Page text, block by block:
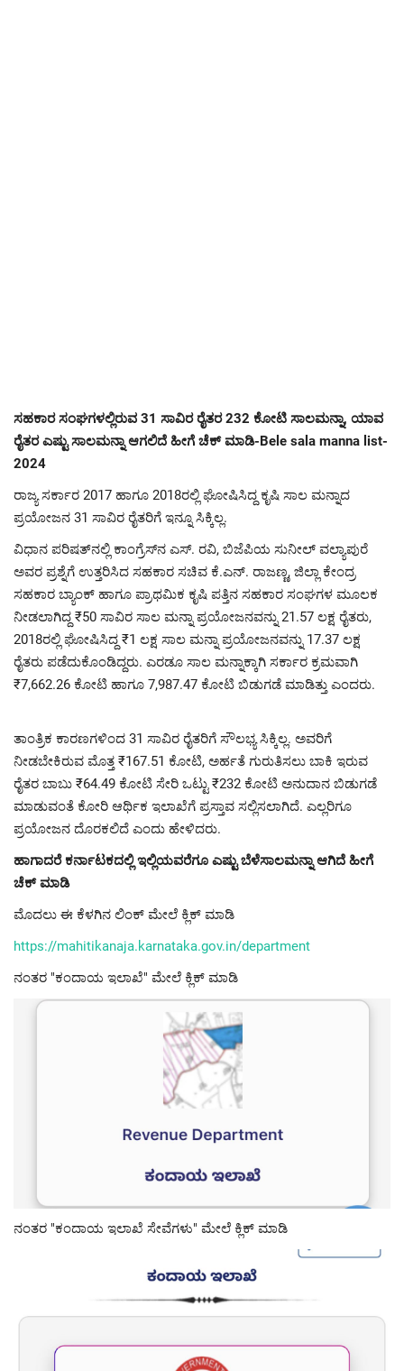
ಸಹಕಾರ ಸಂಘಗಳಲ್ಲಿರುವ 31 ಸಾವಿರ ರೈತರ 232 ಕೋಟಿ ಸಾಲಮನ್ನಾ, ಯಾವ
ರೈತರ ಎಷ್ಟು ಸಾಲಮನ್ನಾ ಆಗಲಿದೆ ಹೀಗೆ ಚೆಕ್ ಮಾಡಿ-Bele sala manna list-
2024
ರಾಜ್ಯ ಸರ್ಕಾರ 2017 ಹಾಗೂ 2018ರಲ್ಲಿ ಘೋಷಿಸಿದ್ದ ಕೃಷಿ ಸಾಲ ಮನ್ನಾದ
ಪ್ರಯೋಜನ 31 ಸಾವಿರ ರೈತರಿಗೆ ಇನ್ನೂ ಸಿಕ್ಕಿಲ್ಲ.
ವಿಧಾನ ಪರಿಷತ್‌ನಲ್ಲಿ ಕಾಂಗ್ರೆಸ್‌ನ ಎಸ್. ರವಿ, ಬಿಜೆಪಿಯ ಸುನೀಲ್ ವಲ್ಯಾಪುರೆ
ಅವರ ಪ್ರಶ್ನೆಗೆ ಉತ್ತರಿಸಿದ ಸಹಕಾರ ಸಚಿವ ಕೆ.ಎನ್. ರಾಜಣ್ಣ, ಜಿಲ್ಲಾ ಕೇಂದ್ರ
ಸಹಕಾರ ಬ್ಯಾಂಕ್‌ ಹಾಗೂ ಪ್ರಾಥಮಿಕ ಕೃಷಿ ಪತ್ತಿನ ಸಹಕಾರ ಸಂಘಗಳ ಮೂಲಕ
ನೀಡಲಾಗಿದ್ದ ₹50 ಸಾವಿರ ಸಾಲ ಮನ್ನಾ ಪ್ರಯೋಜನವನ್ನು 21.57 ಲಕ್ಷ ರೈತರು,
2018ರಲ್ಲಿ ಘೋಷಿಸಿದ್ದ ₹1 ಲಕ್ಷ ಸಾಲ ಮನ್ನಾ ಪ್ರಯೋಜನವನ್ನು 17.37 ಲಕ್ಷ
ರೈತರು ಪಡೆದುಕೊಂಡಿದ್ದರು. ಎರಡೂ ಸಾಲ ಮನ್ನಾಕ್ಕಾಗಿ ಸರ್ಕಾರ ಕ್ರಮವಾಗಿ
₹7,662.26 ಕೋಟಿ ಹಾಗೂ 7,987.47 ಕೋಟಿ ಬಿಡುಗಡೆ ಮಾಡಿತ್ತು ಎಂದರು.
ತಾಂತ್ರಿಕ ಕಾರಣಗಳಿಂದ 31 ಸಾವಿರ ರೈತರಿಗೆ ಸೌಲಭ್ಯ ಸಿಕ್ಕಿಲ್ಲ. ಅವರಿಗೆ
ನೀಡಬೇಕಿರುವ ಮೊತ್ತ ₹167.51 ಕೋಟಿ, ಅರ್ಹತೆ ಗುರುತಿಸಲು ಬಾಕಿ ಇರುವ
ರೈತರ ಬಾಬು ₹64.49 ಕೋಟಿ ಸೇರಿ ಒಟ್ಟು ₹232 ಕೋಟಿ ಅನುದಾನ ಬಿಡುಗಡೆ
ಮಾಡುವಂತೆ ಕೋರಿ ಆರ್ಥಿಕ ಇಲಾಖೆಗೆ ಪ್ರಸ್ತಾವ ಸಲ್ಲಿಸಲಾಗಿದೆ. ಎಲ್ಲರಿಗೂ
ಪ್ರಯೋಜನ ದೊರಕಲಿದೆ ಎಂದು ಹೇಳಿದರು.
ಹಾಗಾದರೆ ಕರ್ನಾಟಕದಲ್ಲಿ ಇಲ್ಲಿಯವರೆಗೂ ಎಷ್ಟು ಬೆಳೆಸಾಲಮನ್ನಾ ಆಗಿದೆ ಹೀಗೆ
ಚೆಕ್ ಮಾಡಿ
ಮೊದಲು ಈ ಕೆಳಗಿನ ಲಿಂಕ್ ಮೇಲೆ ಕ್ಲಿಕ್ ಮಾಡಿ
https://mahitikanaja.karnataka.gov.in/department
ನಂತರ "ಕಂದಾಯ ಇಲಾಖೆ" ಮೇಲೆ ಕ್ಲಿಕ್ ಮಾಡಿ
ನಂತರ "ಕಂದಾಯ ಇಲಾಖೆ ಸೇವೆಗಳು" ಮೇಲೆ ಕ್ಲಿಕ್ ಮಾಡಿ